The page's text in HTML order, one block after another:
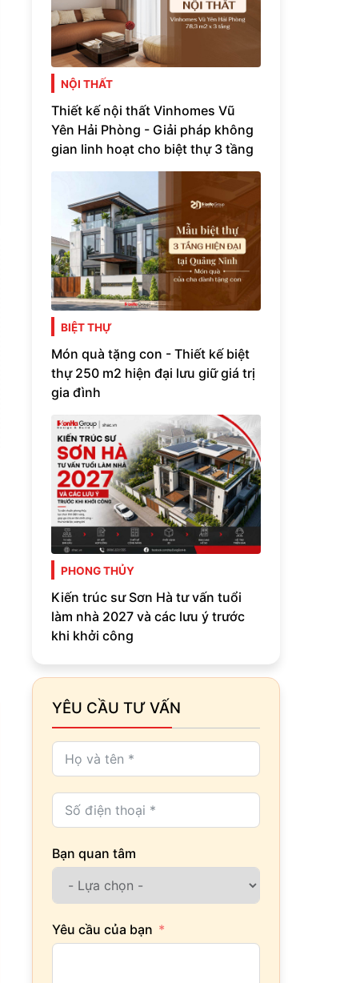
NỘI THẤT
Thiết kế nội thất Vinhomes Vũ
Yên Hải Phòng - Giải pháp không
gian linh hoạt cho biệt thự 3 tầng
BIỆT THỰ
Món quà tặng con - Thiết kế biệt
thự 250 m2 hiện đại lưu giữ giá trị
gia đình
PHONG THỦY
Kiến trúc sư Sơn Hà tư vấn tuổi
làm nhà 2027 và các lưu ý trước
khi khởi công
YÊU CẦU TƯ VẤN
Bạn quan tâm
Yêu cầu của bạn